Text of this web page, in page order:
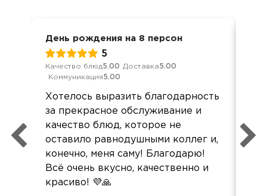
День рождения на 8 персон
5
Качество блюд5.00 Доставка5.00
Коммуникация5.00
Хотелось выразить благодарность
за прекрасное обслуживание и
качество блюд, которое не
оставило равнодушными коллег и,
конечно, меня саму! Благодарю!
Всё очень вкусно, качественно и
красиво! 💜🙏